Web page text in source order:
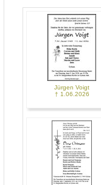
Jürgen Voigt
† 1.06.2026